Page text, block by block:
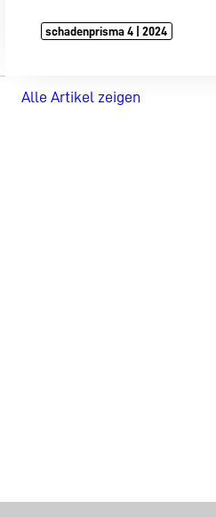
schadenprisma 4 | 2024
Alle Artikel zeigen